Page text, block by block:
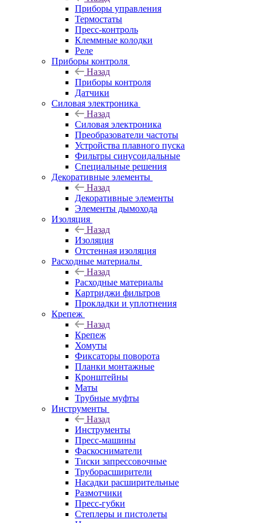
Приборы управления
Термостаты
Пресс-контроль
Клеммные колодки
Реле
Приборы контроля
Назад
Приборы контроля
Датчики
Силовая электроника
Назад
Силовая электроника
Преобразователи частоты
Устройства плавного пуска
Фильтры синусоидальные
Специальные решения
Декоративные элементы
Назад
Декоративные элементы
Элементы дымохода
Изоляция
Назад
Изоляция
Отстенная изоляция
Расходные материалы
Назад
Расходные материалы
Картриджи фильтров
Прокладки и уплотнения
Крепеж
Назад
Крепеж
Хомуты
Фиксаторы поворота
Планки монтажные
Кронштейны
Маты
Трубные муфты
Инструменты
Назад
Инструменты
Пресс-машины
Фаскосниматели
Тиски запрессовочные
Труборасширители
Насадки расширительные
Размотчики
Пресс-губки
Степлеры и пистолеты